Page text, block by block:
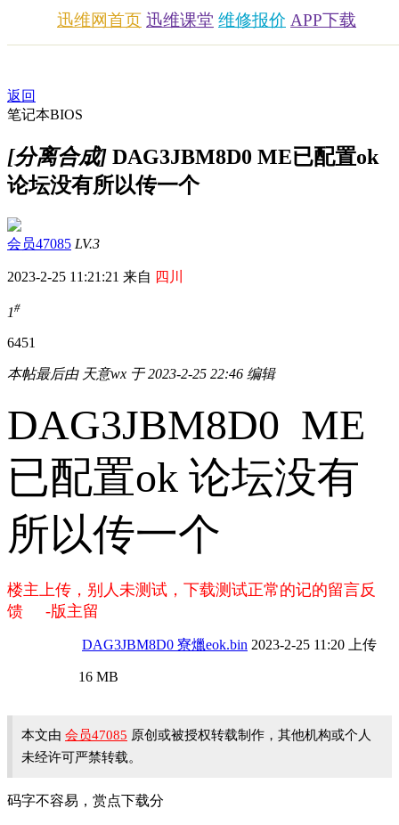
迅维网首页 迅维课堂 维修报价 APP下载
返回
笔记本BIOS
[分离合成] DAG3JBM8D0 ME已配置ok
论坛没有所以传一个
会员47085 LV.3
2023-2-25 11:21:21 来自 四川
1#
6451
本帖最后由 天意wx 于 2023-2-25 22:46 编辑
DAG3JBM8D0 ME
已配置ok 论坛没有
所以传一个
楼主上传，别人未测试，下载测试正常的记的留言反
馈 -版主留
DAG3JBM8D0 寮爉eok.bin 2023-2-25 11:20 上传
16 MB
本文由 会员47085 原创或被授权转载制作，其他机构或个人
未经许可严禁转载。
码字不容易，赏点下载分